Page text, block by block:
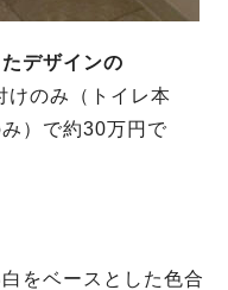
デザインの
けのみ（トイレ本
）で約30万円で
をベースとした色合